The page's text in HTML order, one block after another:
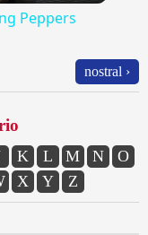
Peppers
nostral ›
K L M N
O
X Y Z